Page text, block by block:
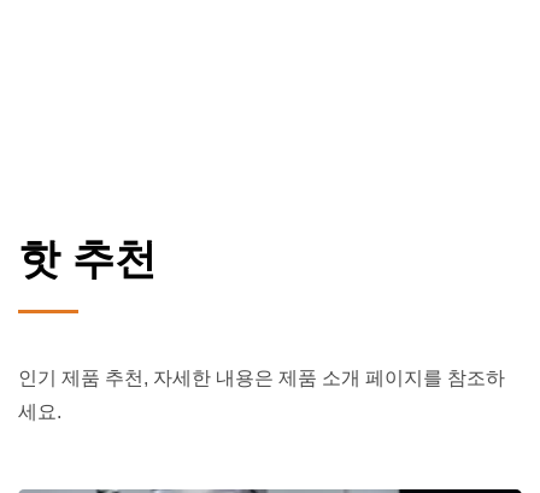
핫 추천
인기 제품 추천, 자세한 내용은 제품 소개 페이지를 참조하
세요.